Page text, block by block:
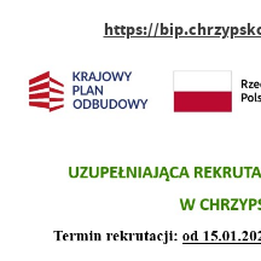
https://